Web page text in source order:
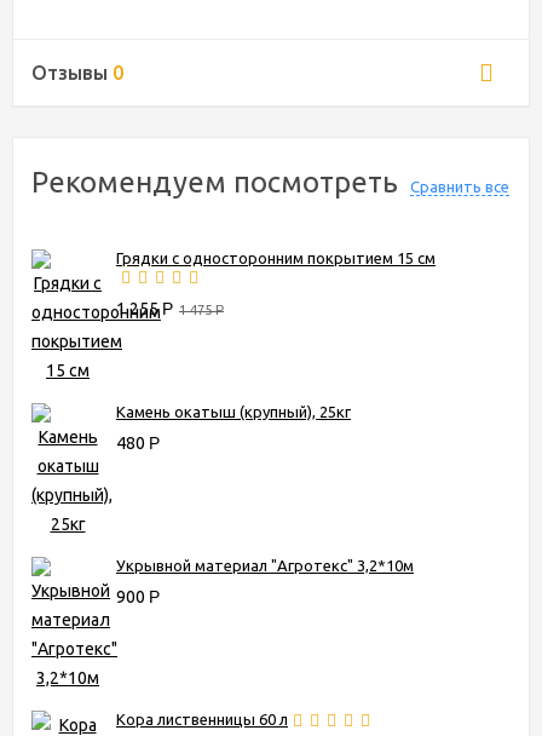
Отзывы 0
Рекомендуем посмотреть Сравнить все
Грядки с односторонним покрытием 15 см
1 255Р 1 475Р
Камень окатыш (крупный), 25кг
480 Р
Укрывной материал "Агротекс" 3,2*10м
900 Р
Кора лиственницы 60 л